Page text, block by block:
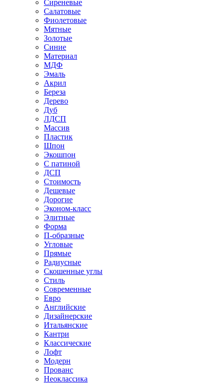
Сиреневые
Салатовые
Фиолетовые
Мятные
Золотые
Синие
Материал
МДФ
Эмаль
Акрил
Береза
Дерево
Дуб
ЛДСП
Массив
Пластик
Шпон
Экошпон
С патиной
ДСП
Стоимость
Дешевые
Дорогие
Эконом-класс
Элитные
Форма
П-образные
Угловые
Прямые
Радиусные
Скошенные углы
Стиль
Современные
Евро
Английские
Дизайнерские
Итальянские
Кантри
Классические
Лофт
Модерн
Прованс
Неоклассика